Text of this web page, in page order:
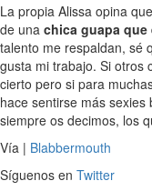
La propia Alissa opina
de una chica guapa
talento me respaldan, sé
gusta mi trabajo. Si otros
cierto pero si para
hace sentirse más
siempre os decimos, los
Vía | Blabbermouth
Síguenos en Twitter